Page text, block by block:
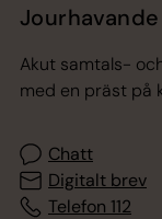
Akut samtals-
med en präst på
Chatt
Digitalt brev
Telefon 112